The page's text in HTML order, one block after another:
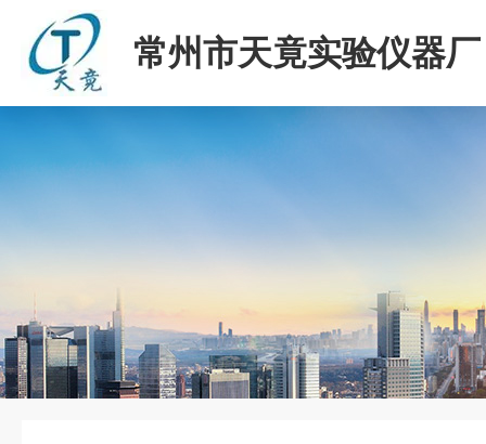
常州市天竟实验仪器厂